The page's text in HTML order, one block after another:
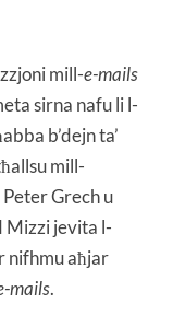
mill-e-mails
sirna nafu li l-
b’dejn ta’
mill-
Peter Grech u
Mizzi jevita l-
nifhmu aħjar
mails.